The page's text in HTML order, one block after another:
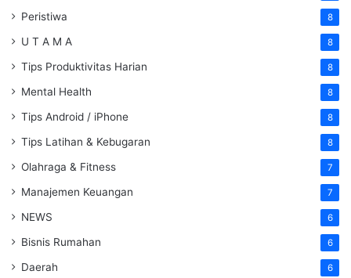
Peristiwa 8
U T A M A 8
Tips Produktivitas Harian 8
Mental Health 8
Tips Android / iPhone 8
Tips Latihan & Kebugaran 8
Olahraga & Fitness 7
Manajemen Keuangan 7
NEWS 6
Bisnis Rumahan 6
Daerah 6